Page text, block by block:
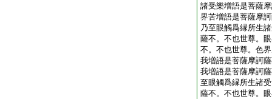
諸受樂増語是菩薩
界苦増語是菩薩摩
乃至眼觸爲縁所生
薩不。不也世尊。
不。不也世尊。色
我増語是菩薩摩訶
我増語是菩薩摩訶
至眼觸爲縁所生諸
薩不。不也世尊。